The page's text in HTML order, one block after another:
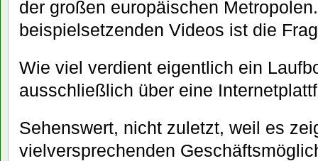
der großen europäischen
beispielsetzenden Videos ist die
Wie viel verdient eigentlich ein
ausschließlich über eine
Sehenswert, nicht zuletzt, weil es
vielversprechenden